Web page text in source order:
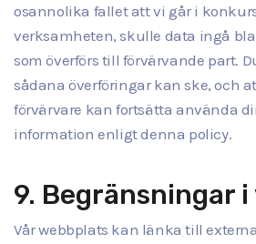
osannolika fallet att vi går i
verksamheten, skulle data ingå
som överförs till förvärvande part.
sådana överföringar kan ske, och
förvärvare kan fortsätta använda
information enligt denna policy.
9. Begränsningar
Vår webbplats kan länka till